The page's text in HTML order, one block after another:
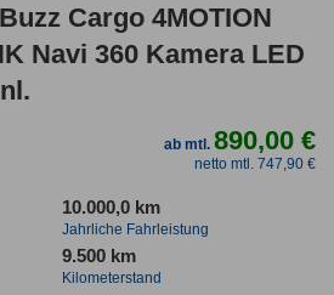
Cargo 4MOTION
Navi 360 Kamera LED
ab mtl.890,00 €
netto mtl. 747,90 €
10.000,0 km
Jahrliche Fahrleistung
9.500 km
Kilometerstand